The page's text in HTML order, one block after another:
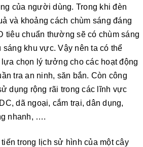
của người dùng. Trong khi đèn
và khoảng cách chùm sáng đáng
tiêu chuẩn thường sẽ có chùm sáng
khu vực. Vậy nên ta có thể
chọn lý tưởng cho các hoạt động
tra an ninh, săn bắn. Còn công
dụng rộng rãi trong các lĩnh vực
dã ngoại, cắm trại, dân dụng,
nhanh, ….
trong lịch sử hình của một cây